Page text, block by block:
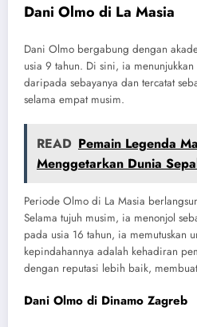
Dani Olmo di La Masia
Dani Olmo bergabung dengan
usia 9 tahun. Di sini, ia
daripada sebayanya dan tercatat
selama empat musim.
READ Pemain Legenda
Menggetarkan Dunia
Periode Olmo di La Masia
Selama tujuh musim, ia menonjol
pada usia 16 tahun, ia memutuskan
kepindahannya adalah kehadiran
dengan reputasi lebih baik,
Dani Olmo di Dinamo Zagreb